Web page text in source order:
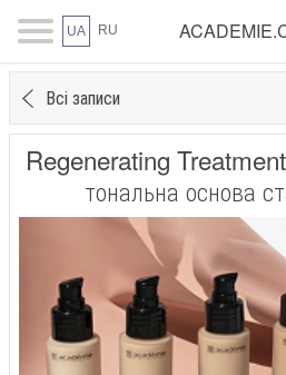
UA RU
Всі записи
Regenerating
тональна основа